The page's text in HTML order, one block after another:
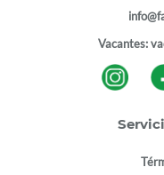
Vacantes: